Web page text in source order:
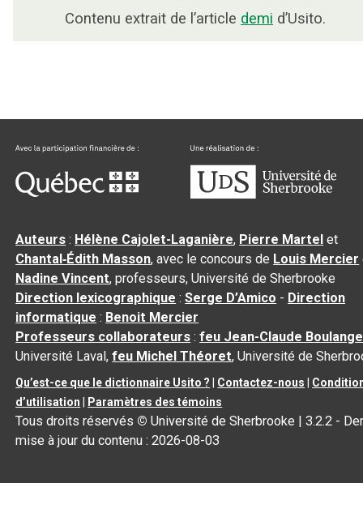
Contenu extrait de l’article demi d’Usito.
Auteurs : Hélène Cajolet-Laganière, Pierre Martel et
Chantal‑Édith Masson, avec le concours de Louis Mercier
Nadine Vincent, professeurs, Université de Sherbrooke
Direction lexicographique :Serge D’Amico - Direction
informatique : Benoit Mercier
Professeurs collaborateurs :feu Jean-Claude
Université Laval,feu Michel Théoret, Université de
Qu’est-ce que le dictionnaire Usito ? Contactez-nous
d’utilisation
Paramètres des témoins
Tous droits réservés © Université de Sherbrooke |3.2.2 -
mise à jour du contenu :2026-08-03